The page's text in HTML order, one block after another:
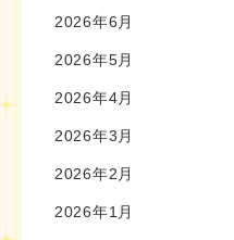
2026年6月
2026年5月
2026年4月
2026年3月
2026年2月
2026年1月